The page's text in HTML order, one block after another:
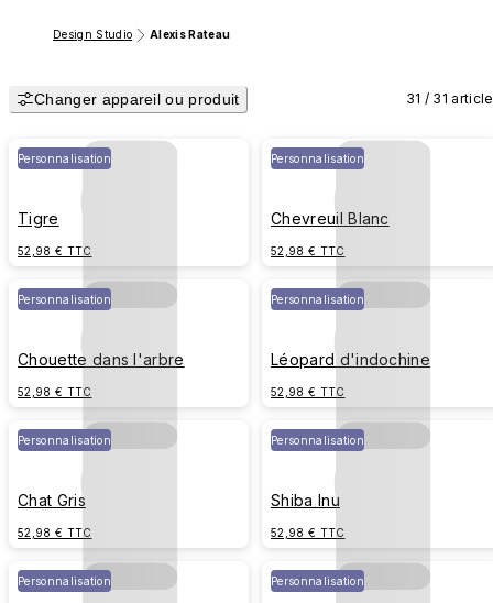
puissant regard du léopard indochinois et le charme gracieux d'un
disponibles pour iPhone, Android et AirPods.
Design Studio Alexis Rateau
Changer appareil ou produit 31 / 31
Personnalisation
Tigre
52,98 € TTC
Personnalisation
Chevreuil Blanc
52,98 € TTC
Personnalisation
Chouette dans l'arbre
52,98 € TTC
Personnalisation
Léopard d'indochine
52,98 € TTC
Personnalisation
Chat Gris
52,98 € TTC
Personnalisation
Shiba Inu
52,98 € TTC
Personnalisation Personnalisation